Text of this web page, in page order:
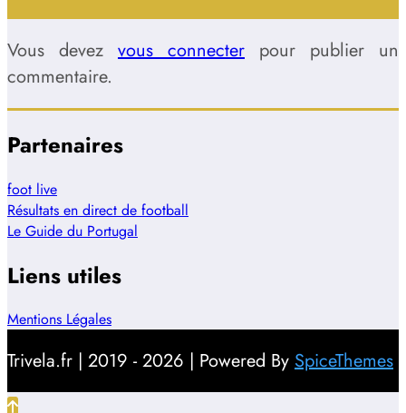
Vous devez vous connecter pour publier un
commentaire.
Partenaires
foot live
Résultats en direct de football
Le Guide du Portugal
Liens utiles
Mentions Légales
Trivela.fr | 2019 - 2026 | Powered By SpiceThemes